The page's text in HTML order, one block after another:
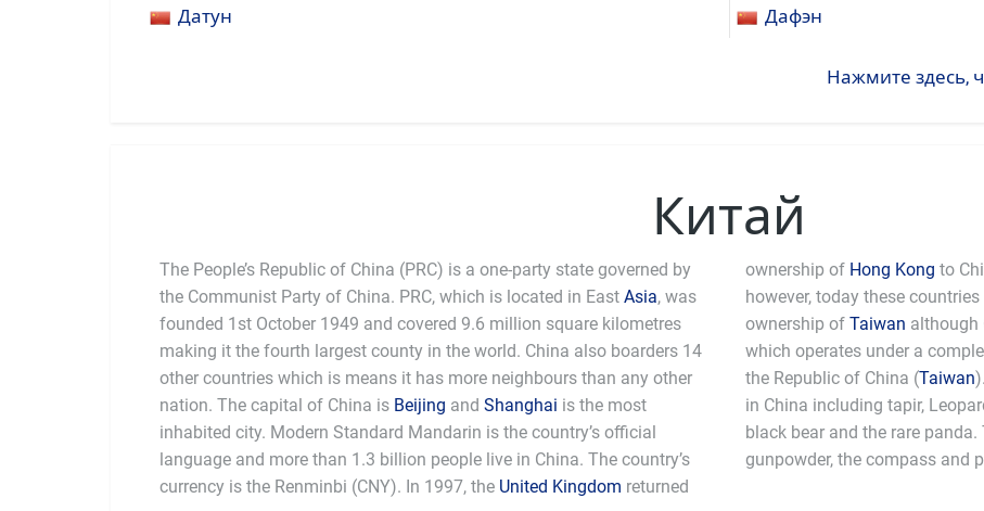
Датун Дафэн
Нажмите здесь,
Китай
The People’s Republic of China (PRC) is a one-party state governed by
the Communist Party of China. PRC, which is located in East Asia, was
founded 1st October 1949 and covered 9.6 million square kilometres
making it the fourth largest county in the world. China also boarders 14
other countries which is means it has more neighbours than any other
nation. The capital of China is Beijing and Shanghai is the most
inhabited city. Modern Standard Mandarin is the country’s official
language and more than 1.3 billion people live in China. The country’s
currency is the Renminbi (CNY). In 1997, the United Kingdom returned
ownership of Hong Kong to
however, today these
ownership of Taiwan although
which operates under a
the Republic of China (Taiwan
in China including tapir,
black bear and the rare
gunpowder, the compass and